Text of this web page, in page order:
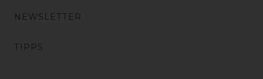
NEWSLETTER
TIPPS